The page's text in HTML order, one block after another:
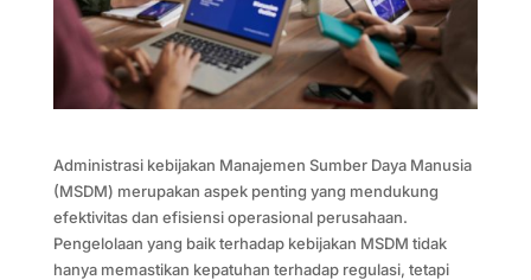
Administrasi kebijakan Manajemen Sumber Daya Manusia
(MSDM) merupakan aspek penting yang mendukung
efektivitas dan efisiensi operasional perusahaan.
Pengelolaan yang baik terhadap kebijakan MSDM tidak
hanya memastikan kepatuhan terhadap regulasi, tetapi